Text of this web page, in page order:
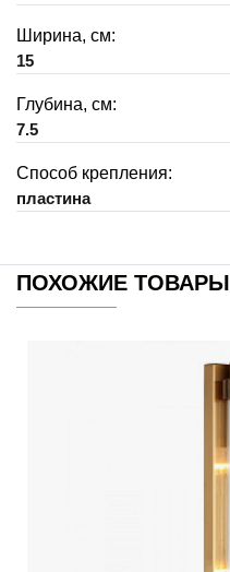
Ширина, см:
15
Глубина, см:
7.5
Способ крепления:
пластина
ПОХОЖИЕ ТОВАРЫ